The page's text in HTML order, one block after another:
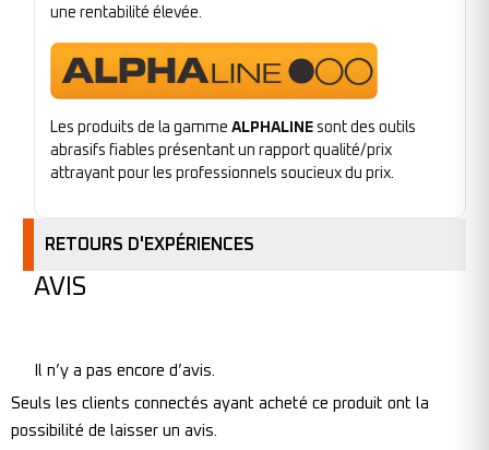
une rentabilité élevée.
Les produits de la gamme ALPHALINE sont des outils
abrasifs fiables présentant un rapport qualité/prix
attrayant pour les professionnels soucieux du prix.
RETOURS D'EXPÉRIENCES
AVIS
Il n’y a pas encore d’avis.
Seuls les clients connectés ayant acheté ce produit ont la
possibilité de laisser un avis.